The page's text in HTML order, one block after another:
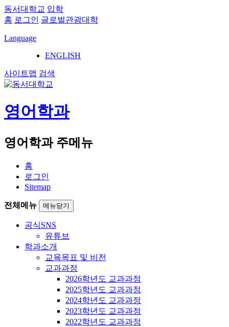
동서대학교 입학
홈 로그인 글로벌관광대학
Language
ENGLISH
사이트맵 검색
영어학과
영어학과 주메뉴
홈
로그인
Sitemap
전체메뉴 메뉴닫기
공식SNS
유튜브
학과소개
교육목표 및 비전
교과과정
2026학년도 교과과정
2025학년도 교과과정
2024학년도 교과과정
2023학년도 교과과정
2022학년도 교과과정